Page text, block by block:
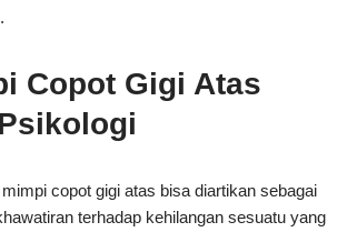
Copot Gigi Atas
copot gigi atas bisa diartikan sebagai
terhadap kehilangan sesuatu yang